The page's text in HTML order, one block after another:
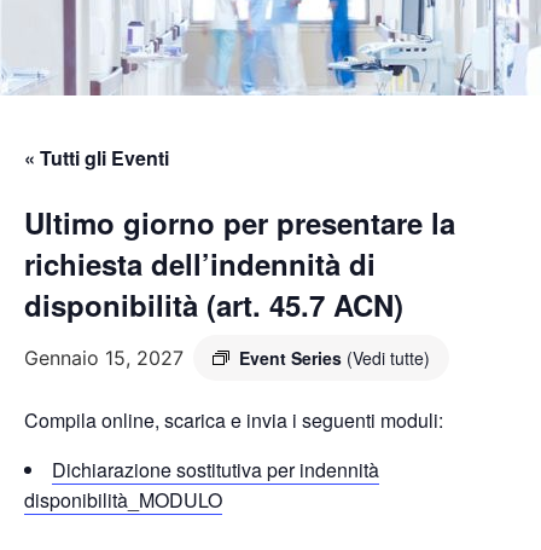
« Tutti gli Eventi
Ultimo giorno per presentare la
richiesta dell’indennità di
disponibilità (art. 45.7 ACN)
Gennaio 15, 2027 Event Series (Vedi tutte)
Compila online, scarica e invia i seguenti moduli:
Dichiarazione sostitutiva per indennità
disponibilità_MODULO